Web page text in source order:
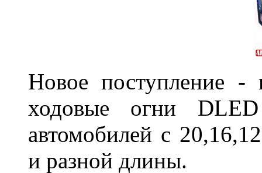
Новое поступление -
ходовые огни
автомобилей с
и разной длины.